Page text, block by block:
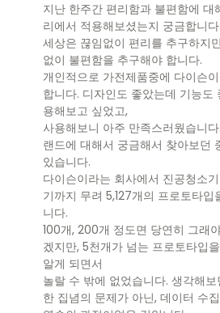
지난 한주간 편리함과 불편함에 대
리에서 적용해보셨는지 궁금합니다.
세상은 끊임없이 편리를 추구하지
없이 불편함을 추구해야 합니다.
개인적으로 가전제품중에 다이슨
합니다. 디자인도 좋았는데 기능도
용해보고 싶었고,
사용해보니 아주 만족스러웠습니
랜드에 대해서 궁금해서 찾아보던
있습니다.
다이슨이라는 회사에서 진공청소
기까지 무려 5,127개의 프로토타입
니다.
100개, 200개 정도면 당연히 그래
겠지만, 5천개가 넘는 프로토타입
알게 되면서
놀랄 수 밖에 없었습니다. 생각해
한 집념의 문제가 아닌, 데이터 수